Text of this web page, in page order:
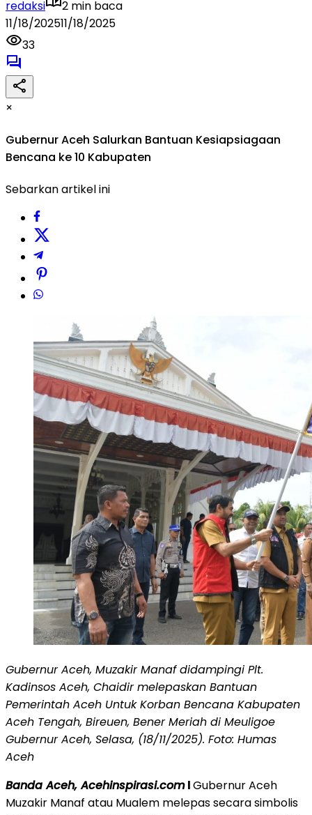
redaksi
2 min baca
11/18/202511/18/2025
33
×
Gubernur Aceh Salurkan Bantuan Kesiapsiagaan
Bencana ke 10 Kabupaten
Sebarkan artikel ini
Gubernur Aceh, Muzakir Manaf didampingi Plt.
Kadinsos Aceh, Chaidir melepaskan Bantuan
Pemerintah Aceh Untuk Korban Bencana Kabupaten
Aceh Tengah, Bireuen, Bener Meriah di Meuligoe
Gubernur Aceh, Selasa, (18/11/2025). Foto: Humas
Aceh
Banda Aceh, Acehinspirasi.comlGubernur Aceh
Muzakir Manaf atau Mualem melepas secara simbolis